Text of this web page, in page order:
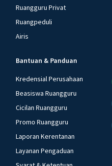
Ruangguru Privat
Ruangpeduli
Airis
Bantuan & Panduan
Kredensial Perusahaan
Beasiswa Ruangguru
Cicilan Ruangguru
Promo Ruangguru
Laporan Kerentanan
Layanan Pengaduan